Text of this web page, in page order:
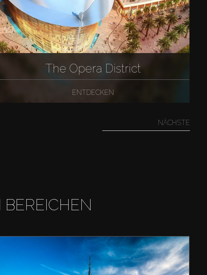
The Opera District
ENTDECKEN
NÄCHSTE